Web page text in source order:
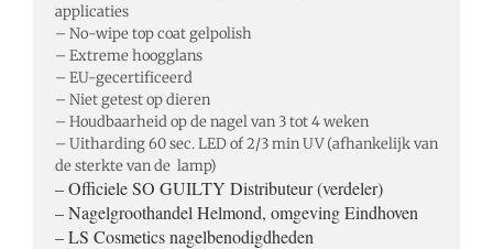
applicaties
– No-wipe top coat gelpolish
– Extreme hoogglans
– EU-gecertificeerd
– Niet getest op dieren
– Houdbaarheid op de nagel van 3 tot 4 weken
– Uitharding 60 sec. LED of 2/3 min UV (afhankelijk van
de sterkte van de lamp)
– Officiele SO GUILTY Distributeur (verdeler)
– Nagelgroothandel Helmond, omgeving Eindhoven
– LS Cosmetics nagelbenodigdheden